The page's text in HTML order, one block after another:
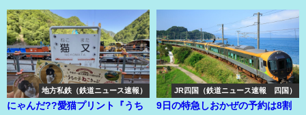
地方私鉄（鉄道ニュース速報）
にゃんだ??愛猫プリント『うち
JR四国（鉄道ニュース速報 四国）
9日の特急しおかぜの予約は8割